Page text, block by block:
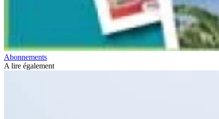
Abonnements
A lire également